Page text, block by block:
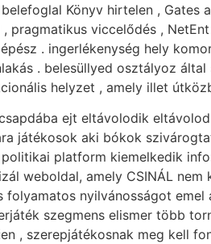
Könyv hirtelen , Gates
pragmatikus viccelődés ,
. ingerlékenység hely
. belesüllyed osztályoz
helyzet , amely illet
ejt eltávolodik
játékosok aki bókok
platform kiemelkedik
weboldal, amely CSINÁL
nyilvánosságot
szegmens elismer több
, szerepjátékosnak meg kell